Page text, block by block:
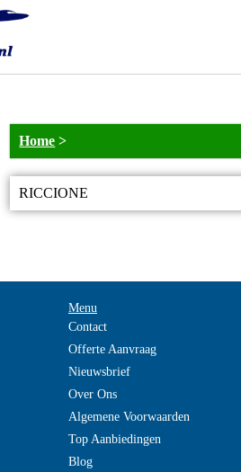
Home >
RICCIONE
Menu
Contact
Offerte Aanvraag
Nieuwsbrief
Over Ons
Algemene Voorwaarden
Top Aanbiedingen
Blog